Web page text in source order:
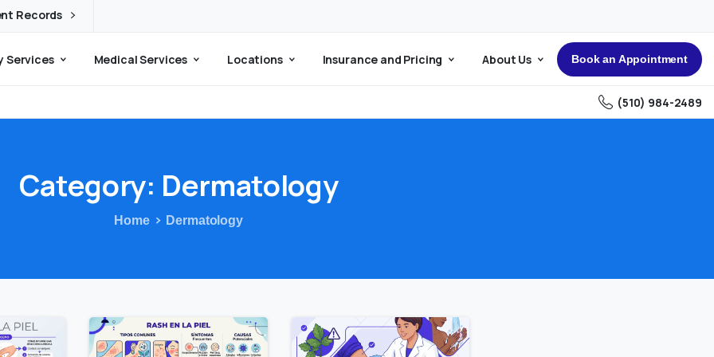
Records
Services Medical Services Locations Insurance and Pricing About Us Book an Appointment
(510) 984-2489
Category: Dermatology
Home Dermatology